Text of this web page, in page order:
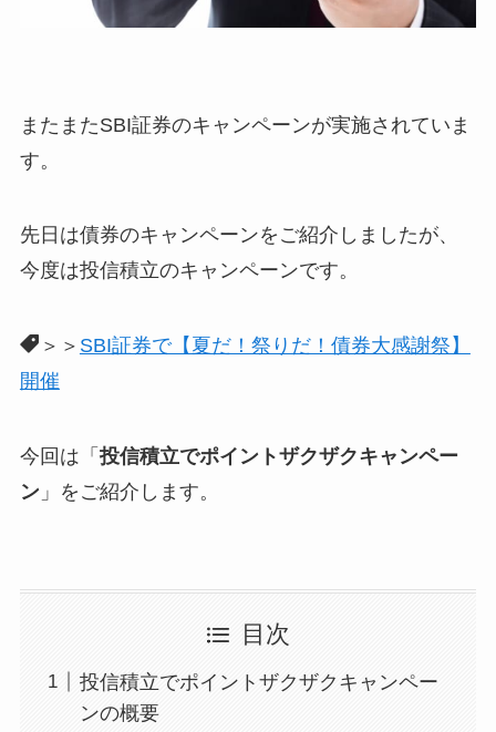
またまたSBI証券のキャンペーンが実施されていま
す。
先日は債券のキャンペーンをご紹介しましたが、
今度は投信積立のキャンペーンです。
＞＞ SBI証券で【夏だ！祭りだ！債券大感謝祭】
開催
今回は「 投信積立でポイントザクザクキャンペー
ン」をご紹介します。
目次
投信積立でポイントザクザクキャンペー
ンの概要